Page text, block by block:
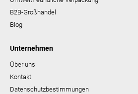
B2B-Großhandel
Blog
Unternehmen
Über uns
Kontakt
Datenschutzbestimmungen